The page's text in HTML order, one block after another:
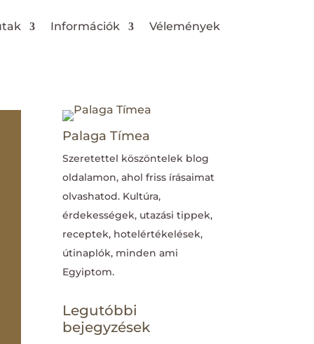
Információk Vélemények
Palaga Tímea
Szeretettel köszöntelek blog
oldalamon, ahol friss írásaimat
olvashatod. Kultúra,
érdekességek, utazási tippek,
receptek, hotelértékelések,
útinaplók, minden ami
Egyiptom.
Legutóbbi
bejegyzések